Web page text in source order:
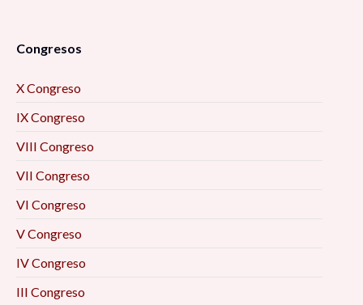
Congresos
X Congreso
IX Congreso
VIII Congreso
VII Congreso
VI Congreso
V Congreso
IV Congreso
III Congreso